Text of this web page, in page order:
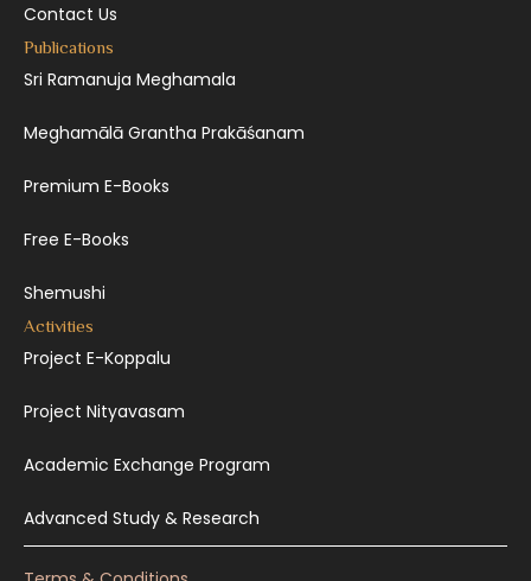
Contact Us
Publications
Sri Ramanuja Meghamala
Meghamālā Grantha Prakāśanam
Premium E-Books
Free E-Books
Shemushi
Activities
Project E-Koppalu
Project Nityavasam
Academic Exchange Program
Advanced Study & Research